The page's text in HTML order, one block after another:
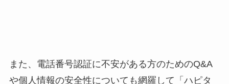
また、電話番号認証に不安がある方のためのQ&A
や個人情報の安全性についても網羅して「ハピタ